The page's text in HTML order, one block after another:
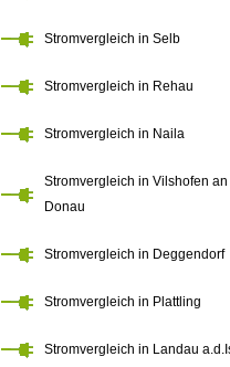
Stromvergleich in Selb
Stromvergleich in Rehau
Stromvergleich in Naila
Stromvergleich in Vilshofen
Donau
Stromvergleich in Deggendorf
Stromvergleich in Plattling
Stromvergleich in Landau